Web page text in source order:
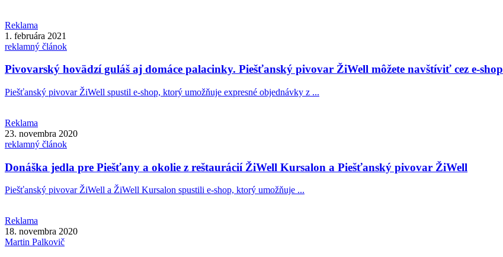
Reklama
1. februára 2021
reklamný článok
Pivovarský hovädzí guláš aj domáce palacinky. Piešťanský pivovar ŽiWell môžete navštíviť cez e-shop
Piešťanský pivovar ŽiWell spustil e-shop, ktorý umožňuje expresné objednávky z ...
Reklama
23. novembra 2020
reklamný článok
Donáška jedla pre Piešťany a okolie z reštaurácií ŽiWell Kursalon a Piešťanský pivovar ŽiWell
Piešťanský pivovar ŽiWell a ŽiWell Kursalon spustili e-shop, ktorý umožňuje ...
Reklama
18. novembra 2020
Martin Palkovič